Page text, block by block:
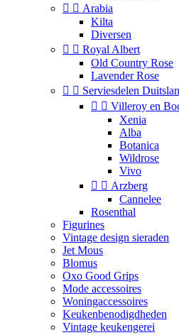
  Arabia
Kilta
Diversen
  Royal Albert
Old Country Rose
Lavender Rose
  Serviesdelen
  Villeroy en
Xenia
Alba
Botanica
Wildrose
Vivo
  Arzberg
Cannelee
Rosenthal
Figurines
Vintage design sieraden
Jet Mous
Blomus
Oxo Good Grips
Mode accessoires
Woningaccessoires
Keukenbenodigdheden
Vintage keukengerei